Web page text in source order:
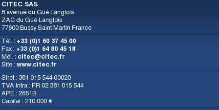
CITEC SAS
8 avenue du Gué Langlois
ZAC du Gué Langlois
77600 Bussy Saint Martin France
Tél. : +33 (0)1 60 37 45 00
Fax : +33 (0)1 64 80 45 18
Mél. : citec@citec.fr
Site : www.citec.fr
Siret : 381 015 544 00020
TVA Intra : FR 02 381 015 544
APE : 2651B
Capital : 210 000 €